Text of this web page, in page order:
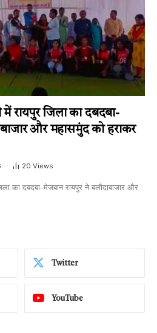
में रायपुर जिला का दबदबा-​
और महासमुंद को हराकर
20 Views
का दबदबा-​मेजबान रायपुर ने बलौदाबाजार और
Twitter
YouTube